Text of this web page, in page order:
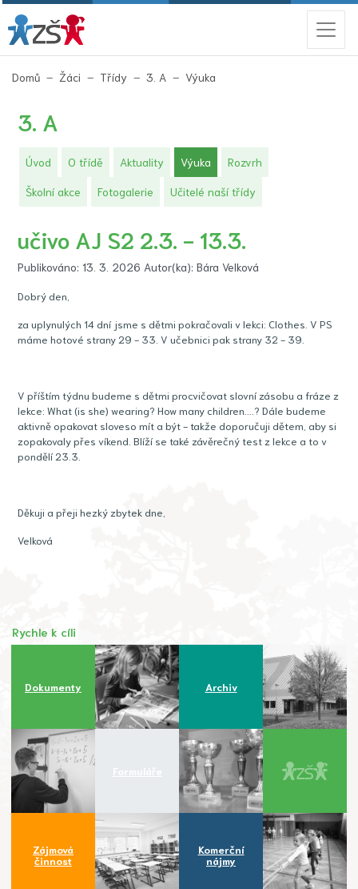
Domů Žáci Třídy 3. A Výuka
3. A
Úvod O třídě Aktuality Výuka(aktuální)
Rozvrh
Školní akce Fotogalerie Učitelé naší třídy
učivo AJ S2 2.3. - 13.3.
Publikováno: 13. 3. 2026 Autor(ka): Bára Velková
Dobrý den,
za uplynulých 14 dní jsme s dětmi pokračovali v lekci: Clothes. V PS
máme hotové strany 29 - 33. V učebnici pak strany 32 - 39.
V příštím týdnu budeme s dětmi procvičovat slovní zásobu a fráze z
lekce: What (is she) wearing? How many children....? Dále budeme
aktivně opakovat sloveso mít a být - takže doporučuji dětem, aby si
zopakovaly přes víkend. Blíží se také závěrečný test z lekce a to v
pondělí 23.3.
Děkuji a přeji hezký zbytek dne,
Velková
Rychle k cíli
Dokumenty Archiv
Zájmová
činnost
Komerční
nájmy